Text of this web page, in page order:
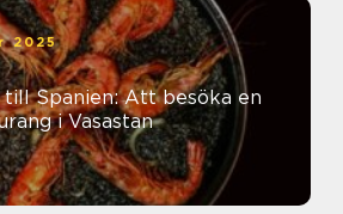
2025
till Spanien: Att besöka en
i Vasastan